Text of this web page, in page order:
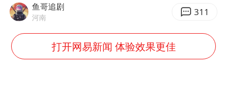
国足U17与阿森纳决赛取消 并列冠军
香港刷新1884年以来最高气温纪录
鱼哥追剧
河南 311
打开网易新闻 体验效果更佳